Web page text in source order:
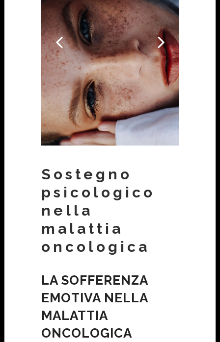
Sostegno
psicologico
nella
malattia
oncologica
LA SOFFERENZA
EMOTIVA NELLA
MALATTIA
ONCOLOGICA